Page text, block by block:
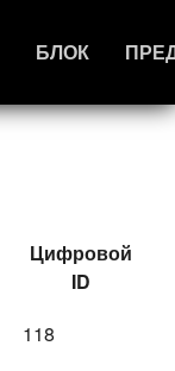
БЛОК
Цифровой
ID
118